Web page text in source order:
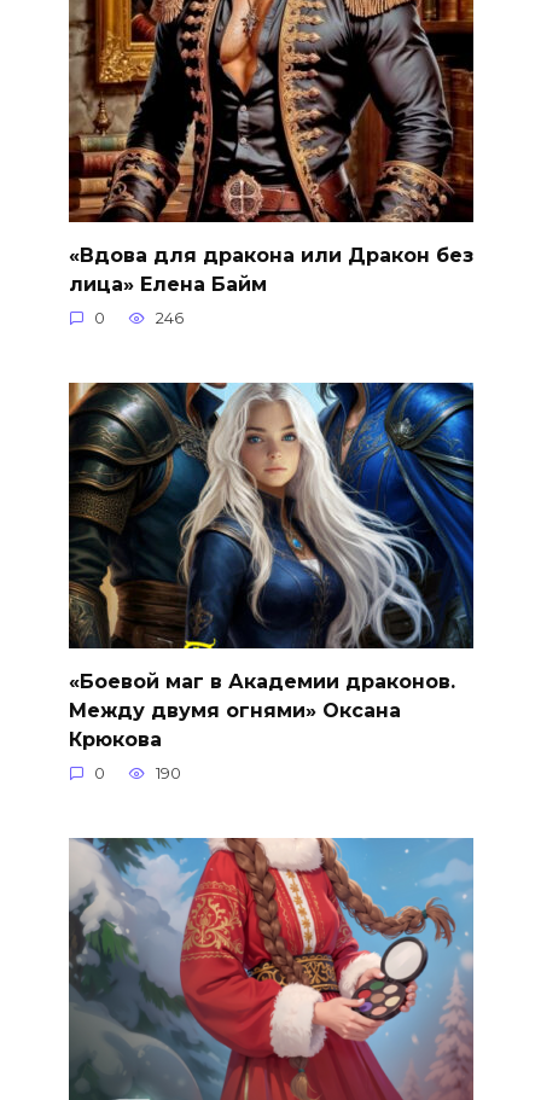
«Вдова для дракона или Дракон без
лица» Елена Байм
0 246
«Боевой маг в Академии драконов.
Между двумя огнями» Оксана
Крюкова
0 190